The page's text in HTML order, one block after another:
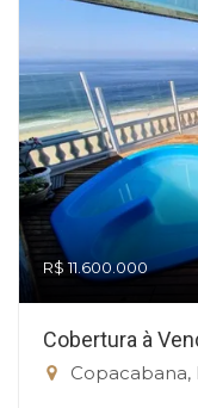
R$ 11.600.000
Cobertura à
Copacabana,